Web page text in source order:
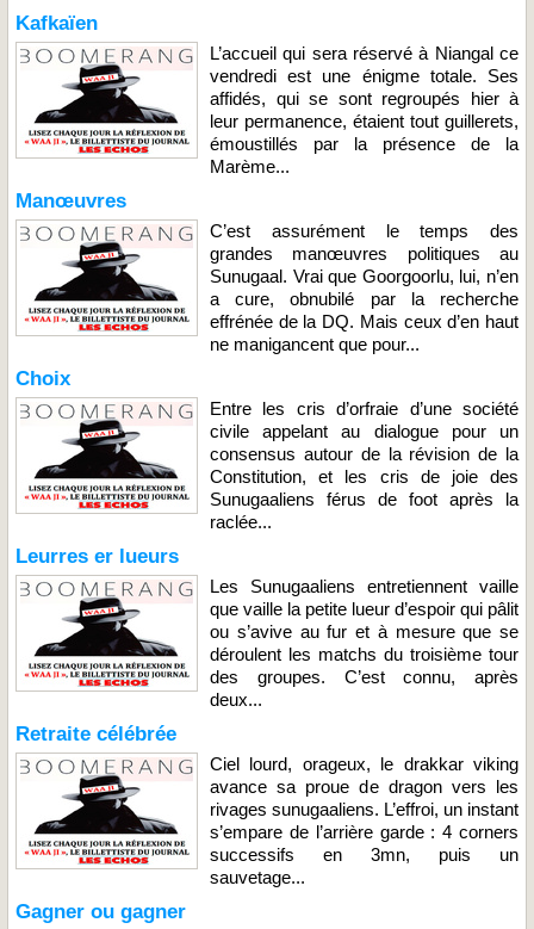
Kafkaïen
L’accueil qui sera réservé à Niangal ce
vendredi est une énigme totale. Ses
affidés, qui se sont regroupés hier à
leur permanence, étaient tout guillerets,
émoustillés par la présence de la
Marème...
Manœuvres
C’est assurément le temps des
grandes manœuvres politiques au
Sunugaal. Vrai que Goorgoorlu, lui, n’en
a cure, obnubilé par la recherche
effrénée de la DQ. Mais ceux d’en haut
ne manigancent que pour...
Choix
Entre les cris d’orfraie d’une société
civile appelant au dialogue pour un
consensus autour de la révision de la
Constitution, et les cris de joie des
Sunugaaliens férus de foot après la
raclée...
Leurres er lueurs
Les Sunugaaliens entretiennent vaille
que vaille la petite lueur d’espoir qui pâlit
ou s’avive au fur et à mesure que se
déroulent les matchs du troisième tour
des groupes. C’est connu, après
deux...
Retraite célébrée
Ciel lourd, orageux, le drakkar viking
avance sa proue de dragon vers les
rivages sunugaaliens. L’effroi, un instant
s’empare de l’arrière garde : 4 corners
successifs en 3mn, puis un
sauvetage...
Gagner ou gagner